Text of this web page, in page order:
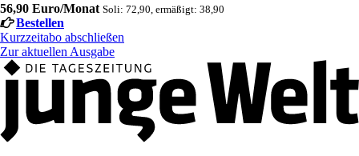
56,90 Euro/Monat Soli: 72,90, ermäßigt: 38,90
Bestellen
Kurzzeitabo abschließen
Zur aktuellen Ausgabe